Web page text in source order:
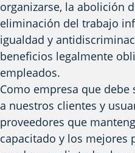
organizarse, la abolición
eliminación del trabajo
igualdad y
beneficios legalmente
empleados.
Como empresa que
a nuestros clientes y
proveedores que
capacitado y los mejores